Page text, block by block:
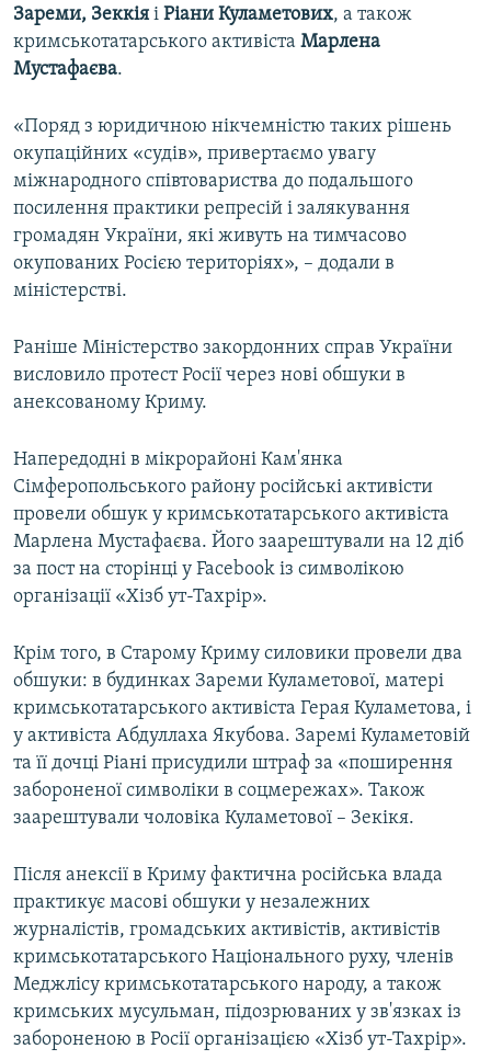
Зареми, Зеккія і Ріани Куламетових, а також
кримськотатарського активіста Марлена
Мустафаєва.
«Поряд з юридичною нікчемністю таких рішень
окупаційних «судів», привертаємо увагу
міжнародного співтовариства до подальшого
посилення практики репресій і залякування
громадян України, які живуть на тимчасово
окупованих Росією територіях», – додали в
міністерстві.
Раніше Міністерство закордонних справ України
висловило протест Росії через нові обшуки в
анексованому Криму.
Напередодні в мікрорайоні Кам'янка
Сімферопольського району російські активісти
провели обшук у кримськотатарського активіста
Марлена Мустафаєва. Його заарештували на 12 діб
за пост на сторінці у Facebook із символікою
організації «Хізб ут-Тахрір».
Крім того, в Старому Криму силовики провели два
обшуки: в будинках Зареми Куламетової, матері
кримськотатарського активіста Герая Куламетова, і
у активіста Абдуллаха Якубова. Заремі Куламетовій
та її дочці Ріані присудили штраф за «поширення
забороненої символіки в соцмережах». Також
заарештували чоловіка Куламетової – Зекікя.
Після анексії в Криму фактична російська влада
практикує масові обшуки у незалежних
журналістів, громадських активістів, активістів
кримськотатарського Національного руху, членів
Меджлісу кримськотатарського народу, а також
кримських мусульман, підозрюваних у зв'язках із
забороненою в Росії організацією «Хізб ут-Тахрір».